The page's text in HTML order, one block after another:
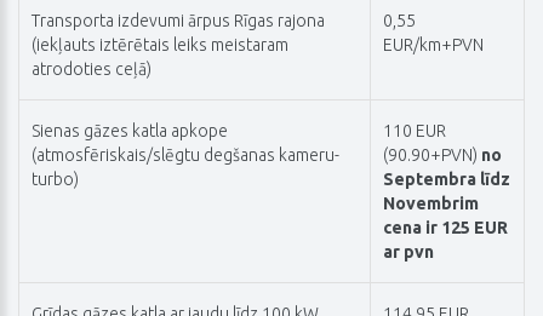
Transporta izdevumi ārpus Rīgas rajona
(iekļauts iztērētais leiks meistaram
atrodoties ceļā)
0,55
EUR/km+PVN
Sienas gāzes katla apkope
(atmosfēriskais/slēgtu degšanas kameru-
turbo)
110 EUR
(90.90+PVN) no
Septembra līdz
Novembrim
cena ir 125 EUR
ar pvn